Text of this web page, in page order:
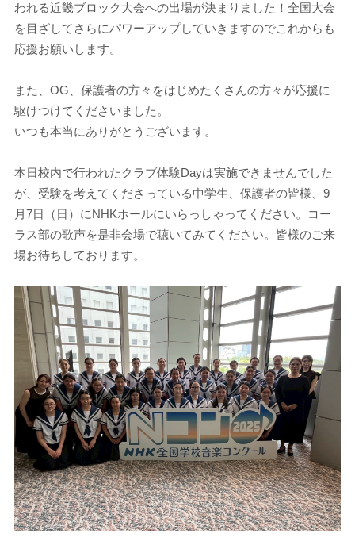
われる近畿ブロック大会への出場が決まりました！全国大会
を目ざしてさらにパワーアップしていきますのでこれからも
応援お願いします。
また、OG、保護者の方々をはじめたくさんの方々が応援に
駆けつけてくださいました。
いつも本当にありがとうございます。
本日校内で行われたクラブ体験Dayは実施できませんでした
が、受験を考えてくださっている中学生、保護者の皆様、9
月7日（日）にNHKホールにいらっしゃってください。コー
ラス部の歌声を是非会場で聴いてみてください。皆様のご来
場お待ちしております。